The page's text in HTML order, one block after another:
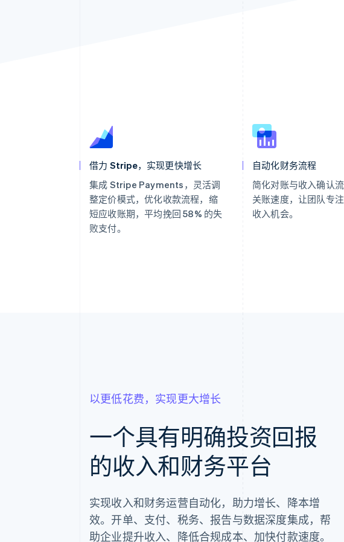
借力 Stripe，实现更快增长
集成 Stripe Payments，灵活调
整定价模式，优化收款流程，缩
短应收账期，平均挽回 58% 的失
败支付。
自动化财务流程
简化对账与收入确认
关账速度，让团队专
收入机会。
以更低花费，实现更大增长
一个具有明确投资回报
的收入和财务平台
实现收入和财务运营自动化，助力增长、降本增
效。开单、支付、税务、报告与数据深度集成，帮
助企业提升收入、降低合规成本、加快付款速度。